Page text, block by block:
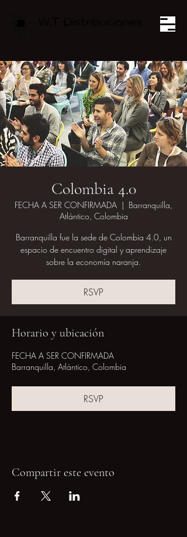
Colombia 4.0
FECHA A SER CONFIRMADA
  |
Barranquilla,
Atlántico, Colombia
Barranquilla fue la sede de Colombia 4.0, un
espacio de encuentro digital y aprendizaje
sobre la economía naranja.
RSVP
Horario y ubicación
FECHA A SER CONFIRMADA
Barranquilla, Atlántico, Colombia
RSVP
Compartir este evento